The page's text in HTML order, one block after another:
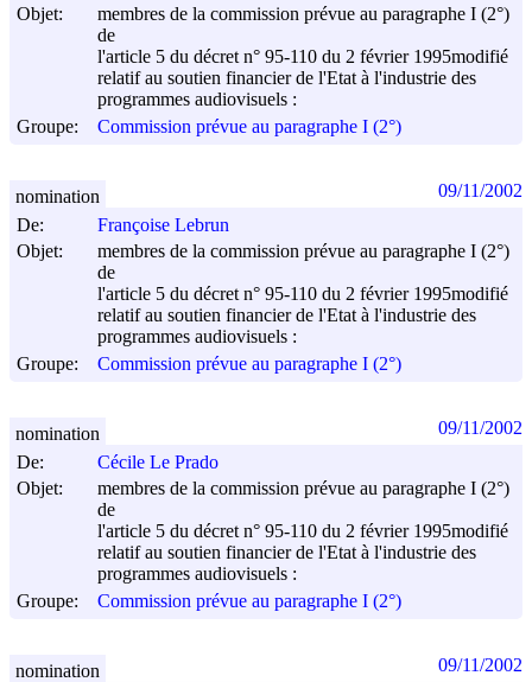
Objet:
membres de la commission prévue au paragraphe I (2°)
de
l'article 5 du décret n° 95-110 du 2 février 1995modifié
relatif au soutien financier de l'Etat à l'industrie des
programmes audiovisuels :
Groupe:
Commission prévue au paragraphe I (2°)
De:
Françoise Lebrun
Objet:
membres de la commission prévue au paragraphe I (2°)
de
l'article 5 du décret n° 95-110 du 2 février 1995modifié
relatif au soutien financier de l'Etat à l'industrie des
programmes audiovisuels :
Groupe:
Commission prévue au paragraphe I (2°)
nomination 09/11/2002
De:
Cécile Le Prado
Objet:
membres de la commission prévue au paragraphe I (2°)
de
l'article 5 du décret n° 95-110 du 2 février 1995modifié
relatif au soutien financier de l'Etat à l'industrie des
programmes audiovisuels :
Groupe:
Commission prévue au paragraphe I (2°)
nomination 09/11/2002
nomination 09/11/2002